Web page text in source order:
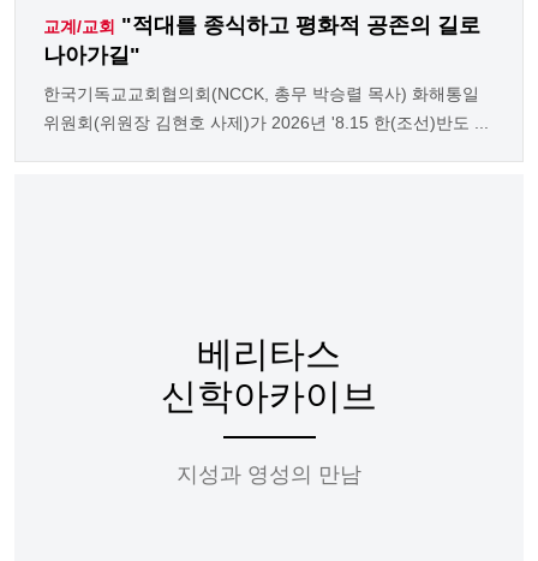
교계/교회 "적대를 종식하고 평화적 공존의 길로
나아가길"
한국기독교교회협의회(NCCK, 총무 박승렬 목사) 화해통일
위원회(위원장 김현호 사제)가 2026년 '8.15 한(조선)반도 ...
베리타스
신학아카이브
지성과 영성의 만남